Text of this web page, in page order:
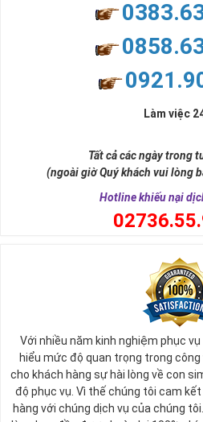
Làm việc
Tất cả các ngày trong
(ngoài giờ Quý khách vui lòng
Hotline khiếu nại
0
Với nhiều năm kinh nghiệm phục
hiểu mức độ quan trọng trong
cho khách hàng sự hài lòng về con
độ phục vụ. Vì thế chúng tôi cam
hàng với chúng dịch vụ của chúng